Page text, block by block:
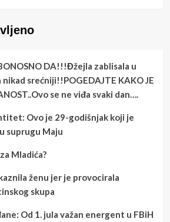
DA!!!Đžejla zablisala u
srećniji!!POGEDAJTE KAKO JE
se ne viđa svaki dan….
Ovo je 29-godišnjak koji je
suprugu Maju
Mladića?
ženu jer je provocirala
skupa
Od 1. jula važan energent u FBiH